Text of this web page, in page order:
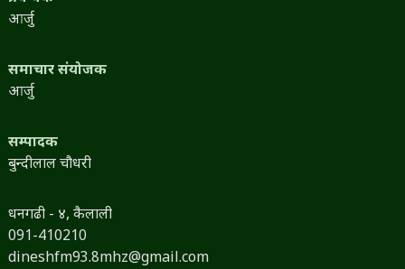
आर्जु
समाचार संयोजक
आर्जु
सम्पादक
बुन्दीलाल चौधरी
धनगढी - ४, कैलाली
091-410210
dineshfm93.8mhz@gmail.com